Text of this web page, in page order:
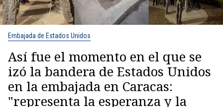
Embajada de Estados Unidos
Así fue el momento en el que se
izó la bandera de Estados Unidos
en la embajada en Caracas:
"representa la esperanza y la